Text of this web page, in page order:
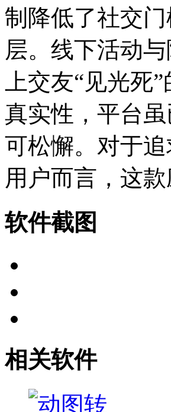
制降低了社交
层。线下活动
上交友“见光
真实性，平台
可松懈。对于
用户而言，这
软件截图
相关软件